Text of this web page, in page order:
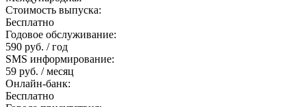
Стоимость выпуска:
Бесплатно
Годовое обслуживание:
590 руб. / год
SMS информирование:
59 руб. / месяц
Онлайн-банк:
Бесплатно